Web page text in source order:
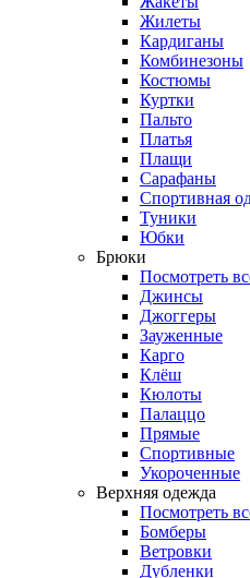
Жилеты
Кардиганы
Комбинезоны
Костюмы
Куртки
Пальто
Платья
Плащи
Сарафаны
Спортивная
Туники
Юбки
Брюки
Посмотреть
Джинсы
Джоггеры
Зауженные
Карго
Клёш
Кюлоты
Палаццо
Прямые
Спортивные
Укороченные
Верхняя одежда
Посмотреть
Бомберы
Ветровки
Дубленки